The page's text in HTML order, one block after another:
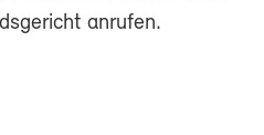
anrufen.